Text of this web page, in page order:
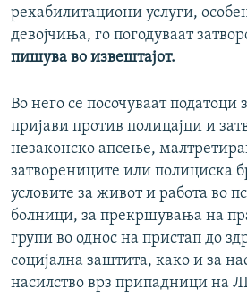
рехабилитациони услуги,
девојчиња, го погодуваат
пишува во извештајот.
Во него се посочуваат податоци
пријави против полицајци и
незаконско апсење,
затворениците или полициска
условите за живот и работа во
болници, за прекршувања на
групи во однос на пристап до
социјална заштита, како и за
насилство врз припадници на